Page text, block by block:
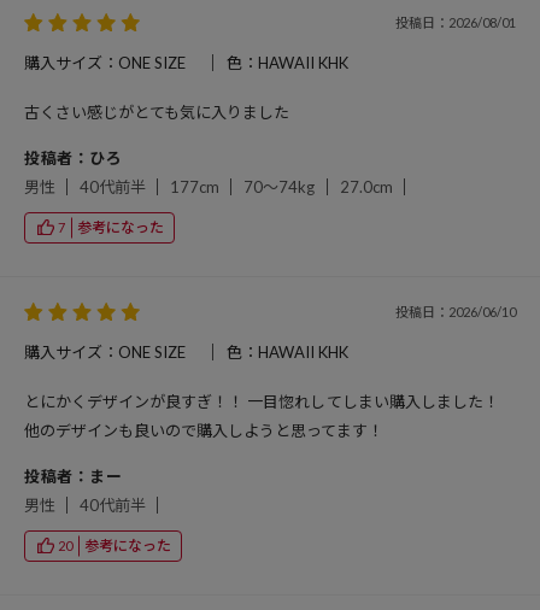
投稿日：2026/08/01
購入サイズ：ONE SIZE 色：HAWAII KHK
古くさい感じがとても気に入りました
投稿者：ひろ
男性
40代前半 177cm 70～74kg 27.0cm
7 参考になった
投稿日：2026/06/10
購入サイズ：ONE SIZE 色：HAWAII KHK
とにかくデザインが良すぎ！！ 一目惚れしてしまい購入しました！
他のデザインも良いので購入しようと思ってます！
投稿者：まー
男性
40代前半
20 参考になった